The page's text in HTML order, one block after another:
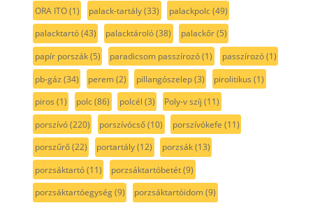
ORA ITO(1) palack-tartály(33) palackpolc(49)
palacktartó(43) palacktároló(38) palackőr(5)
papír porszák(5) paradicsom passzírozó(1) passzírozó(1)
pb-gáz (34) perem(2) pillangószelep(3) pirolitikus (1)
piros (1) polc(86) polcél (3) Poly-v szíj (11)
porszívó(220) porszívócső(10) porszívókefe (11)
porszűrő(22) portartály(12) porzsák(13)
porzsáktartó(11) porzsáktartóbetét(9)
porzsáktartóegység(9) porzsáktartóidom(9)